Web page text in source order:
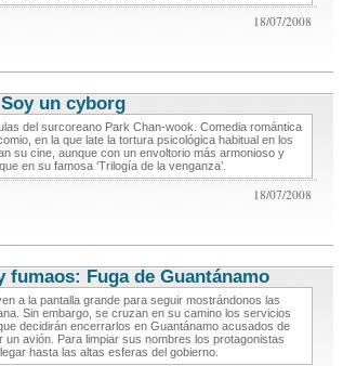
18/07/2008
Soy un cyborg
del surcoreano Park Chan-wook. Comedia romántica
en la que late la tortura psicológica habitual en los
su cine, aunque con un envoltorio más armonioso y
en su famosa ‘Trilogía de la venganza’.
18/07/2008
fumaos: Fuga de Guantánamocritica de cine
a la pantalla grande para seguir mostrándonos las
Sin embargo, se cruzan en su camino los servicios
decidirán encerrarlos en Guantánamo acusados de
un avión. Para limpiar sus nombres los protagonistas
hasta las altas esferas del gobierno.